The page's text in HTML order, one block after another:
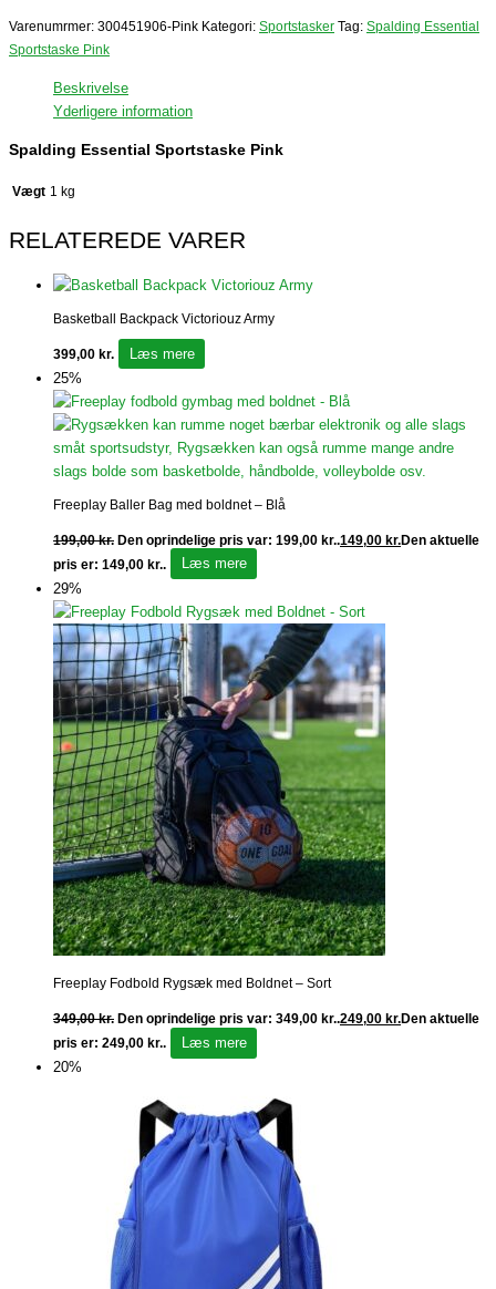
Varenumrmer: 300451906-Pink Kategori: Sportstasker Tag: Spalding Essential
Sportstaske Pink
Beskrivelse
Yderligere information
Spalding Essential Sportstaske Pink
Vægt 1 kg
RELATEREDE VARER
Basketball Backpack Victoriouz Army
399,00 kr.
Læs mere
25%
Freeplay Baller Bag med boldnet – Blå
199,00kr. Den oprindelige pris var: 199,00 kr..149,00 kr.Den aktuelle
pris er: 149,00 kr..
Læs mere
29%
Freeplay Fodbold Rygsæk med Boldnet – Sort
349,00kr. Den oprindelige pris var: 349,00 kr..249,00 kr.Den aktuelle
pris er: 249,00 kr..
Læs mere
20%